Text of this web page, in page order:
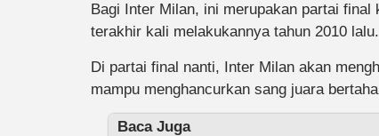
Bagi Inter Milan, ini merupakan partai
terakhir kali melakukannya tahun 2010 lalu.
Di partai final nanti, Inter Milan akan
mampu menghancurkan sang juara
Baca Juga